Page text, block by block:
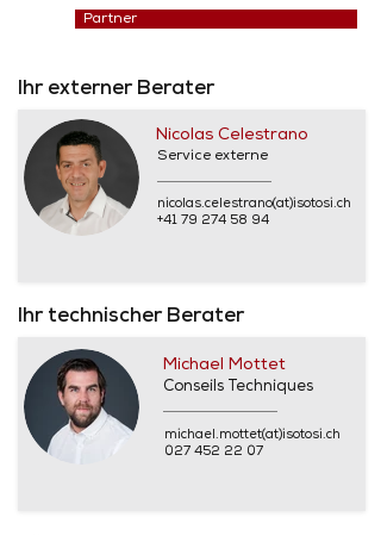
Partner
Ihr externer Berater
Nicolas Celestrano
Service externe
nicolas.celestrano(at)isotosi.ch
+41 79 274 58 94
Ihr technischer Berater
Michael Mottet
Conseils Techniques
michael.mottet(at)isotosi.ch
027 452 22 07